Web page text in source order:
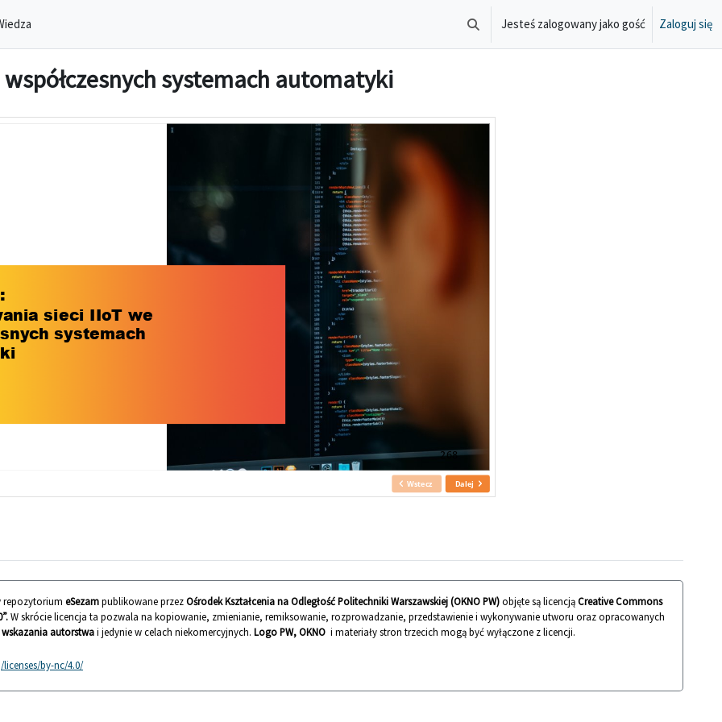
Przełącznik wyszukiwarki
Jesteś zalogowany jako gość Zaloguj się
systemach automatyki
repozytorium eSezampublikowane przezOśrodek Kształcenia na Odległość Politechniki Warszawskiej (OKNO PW)objęte są licencjąCreative Commons
W skrócie licencja ta pozwala na kopiowanie, zmienianie, remiksowanie, rozprowadzanie, przedstawienie i wykonywanie utworu oraz opracowanych
wskazania autorstwai jedynie w celach niekomercyjnych. Logo PW, OKNO i materiały stron trzecich mogą być wyłączone z licencji.
by-nc/4.0/